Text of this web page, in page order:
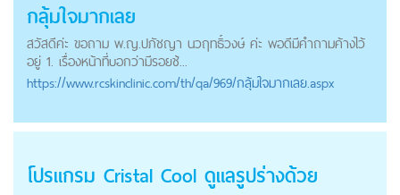
กลุ้มใจมากเลย
สวัสดีค่ะ ขอถาม พ.ญ.ปภัชญา นวฤทธิ์วงษ์ ค่ะ พอดีมีคำถามค้างไว้
อยู่ 1. เรื่องหน้าที่บอกว่ามีรอยช้...
https://www.rcskinclinic.com/th/qa/969/กลุ้มใจมากเลย.aspx
โปรแกรม Cristal Cool ดูแลรูปร่างด้วย